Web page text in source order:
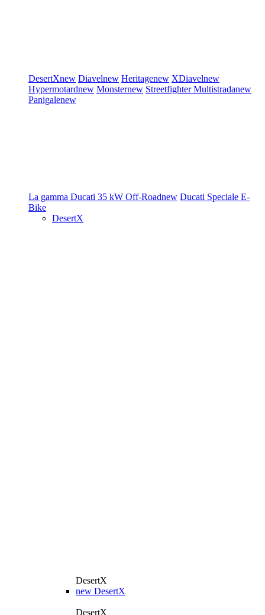
DesertXnew Diavelnew Heritagenew XDiavelnew
Hypermotardnew Monsternew StreetfighterMultistradanew
Panigalenew
La gamma Ducati 35 kW Off-Roadnew Ducati Speciale E-
Bike
DesertX
DesertX
new DesertX
DesertX